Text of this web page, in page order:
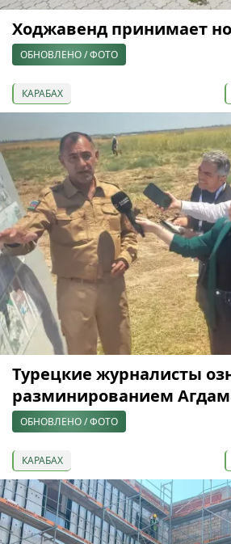
Ходжавенд принимает
ОБНОВЛЕНО / ФОТО
КАРАБАХ
Турецкие журналисты
разминированием
ОБНОВЛЕНО / ФОТО
КАРАБАХ